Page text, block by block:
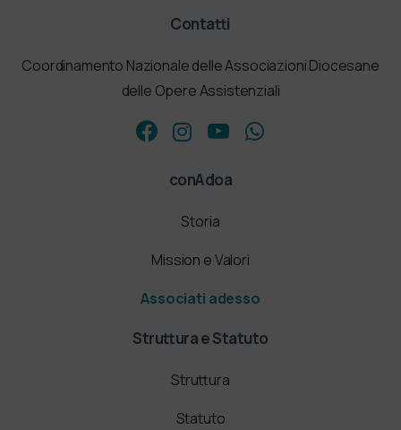
Contatti
Coordinamento Nazionale delle Associazioni Diocesane
delle Opere Assistenziali
conAdoa
Storia
Mission e Valori
Associati adesso
Struttura e Statuto
Struttura
Statuto